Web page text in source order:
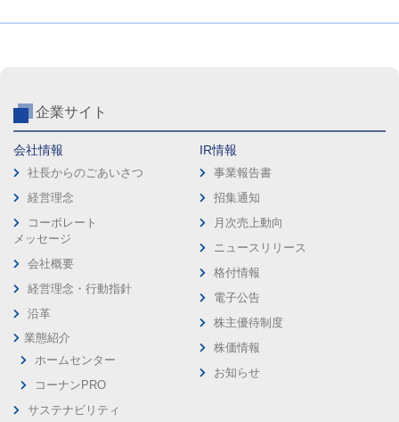
企業サイト
会社情報
社長からのごあいさつ
経営理念
コーポレート
メッセージ
会社概要
経営理念・行動指針
沿革
業態紹介
ホームセンター
コーナンPRO
サステナビリティ
IR情報
事業報告書
招集通知
月次売上動向
ニュースリリース
格付情報
電子公告
株主優待制度
株価情報
お知らせ